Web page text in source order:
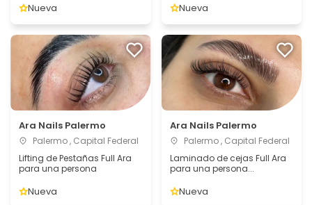
Nueva Nueva
Ara Nails Palermo
Palermo , Capital Federal
Lifting de Pestañas Full Ara
para una persona
Nueva
Ara Nails Palermo
Palermo , Capital Federal
Laminado de cejas Full Ara
para una persona...
Nueva